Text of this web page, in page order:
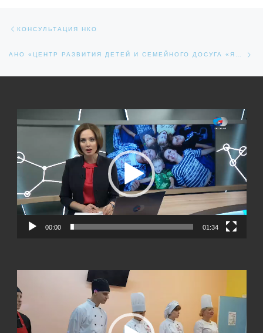
Навигация по записям
КОНСУЛЬТАЦИЯ НКО
АНО «ЦЕНТР РАЗВИТИЯ ДЕТЕЙ И СЕМЕЙНОГО ДОСУГА «ЯСАМПЛЮС»
00:00 01:34